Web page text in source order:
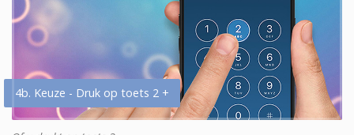
4b. Keuze - Druk op toets 2 +